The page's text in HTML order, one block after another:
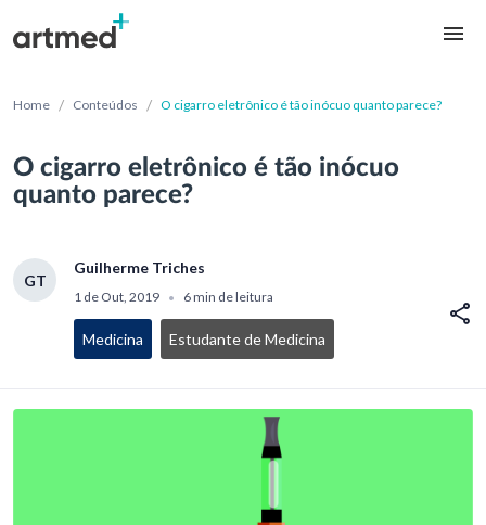
Home / Conteúdos / O cigarro eletrônico é tão inócuo quanto parece?
O cigarro eletrônico é tão inócuo
quanto parece?
GT
Guilherme Triches
1 de Out, 2019 • 6 min de leitura
Medicina Estudante de Medicina